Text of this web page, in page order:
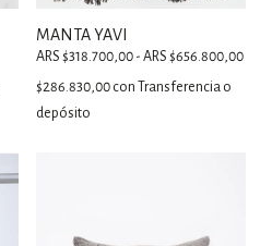
MANTA YAVI
ARS $318.700,00 - ARS $656.800,00
$286.830,00 con
Transferencia o
depósito